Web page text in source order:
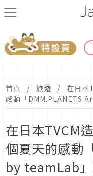
首頁 旅遊
在日本
感動「DMM.PLANETS
在日本TVCM
個夏天的感動
by teamLab